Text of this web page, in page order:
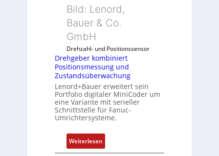
Bild: Lenord,
Bauer & Co.
GmbH
Drehzahl- und Positionssensor
Drehgeber kombiniert
Positionsmessung und
Zustandsüberwachung
Lenord+Bauer erweitert sein
Portfolio digitaler MiniCoder um
eine Variante mit serieller
Schnittstelle für Fanuc-
Umrichtersysteme.
Weiterlesen:
D